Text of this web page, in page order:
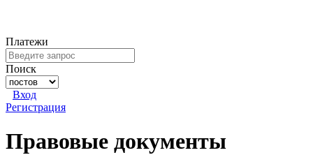
Платежи
Поиск
Вход
Регистрация
Правовые документы